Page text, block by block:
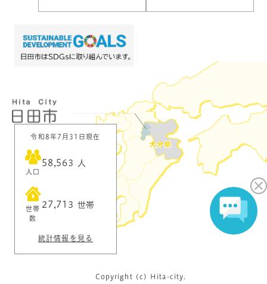
令和8年7月31日現在
人口
58,563 人
世帯
数
27,713 世帯
統計情報を見る
Copyright (c) Hita-city.